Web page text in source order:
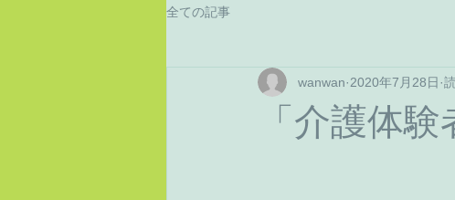
全ての記事
「介護体
wanwan 2020年7月28日